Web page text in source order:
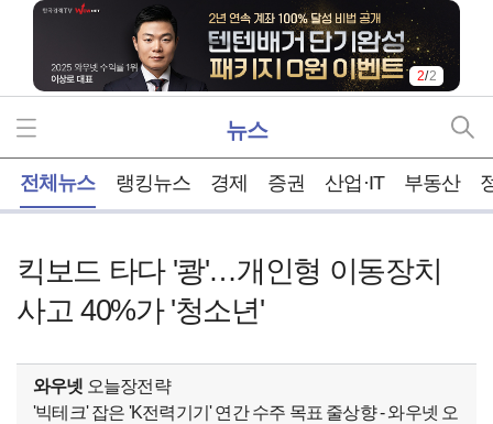
2/2
뉴스
전체뉴스 랭킹뉴스 경제 증권 산업·IT 부동산
킥보드 타다 '쾅'…개인형 이동장치
사고 40%가 '청소년'
와우넷 오늘장전략
'빅테크' 잡은 'K전력기기' 연간 수주 목표 줄상향 - 와우넷 오